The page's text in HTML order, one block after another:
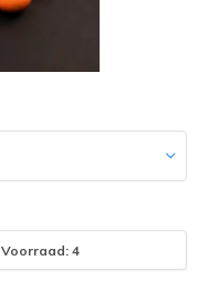
Voorraad: 4